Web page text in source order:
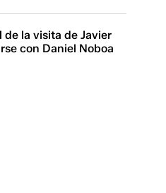
de la visita de Javier
con Daniel Noboa